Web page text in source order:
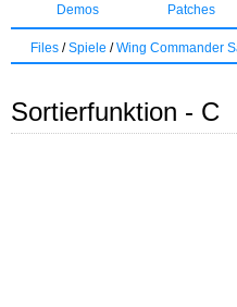
Demos Patches
Files /Spiele /Wing Commander
Sortierfunktion - C